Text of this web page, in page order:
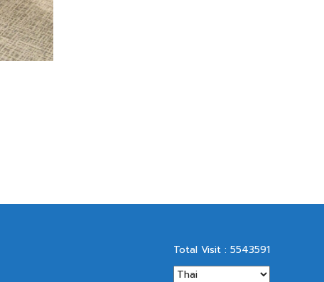
Total Visit : 5543591